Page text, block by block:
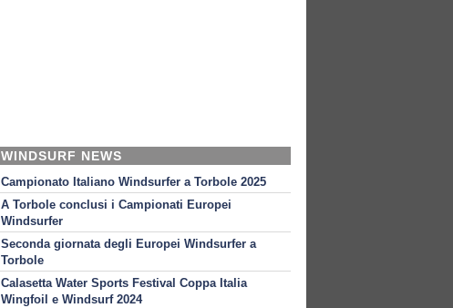
WINDSURF NEWS
Campionato Italiano Windsurfer a Torbole 2025
A Torbole conclusi i Campionati Europei
Windsurfer
Seconda giornata degli Europei Windsurfer a
Torbole
Calasetta Water Sports Festival Coppa Italia
Wingfoil e Windsurf 2024